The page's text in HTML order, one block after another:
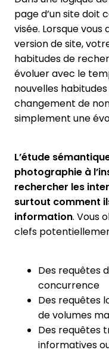
page d’un site doit
visée. Lorsque
version de site,
habitudes de
évoluer avec le
nouvelles
changement de
simplement une
L’étude
photographie à
rechercher les
surtout comment
information. Vous
clefs
Des requêtes
concurrence
Des requêtes
de volumes
Des requêtes
informatives